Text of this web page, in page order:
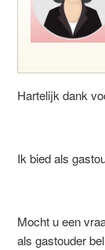
Hartelijk dank
Ik bied als
Mocht u een
als gastouder